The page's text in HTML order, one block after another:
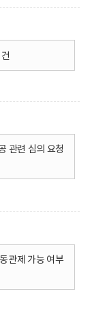
관련 심의 요청
관제 가능 여부